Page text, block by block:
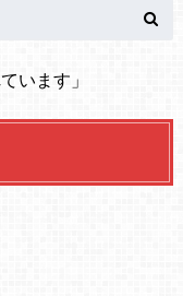
います」